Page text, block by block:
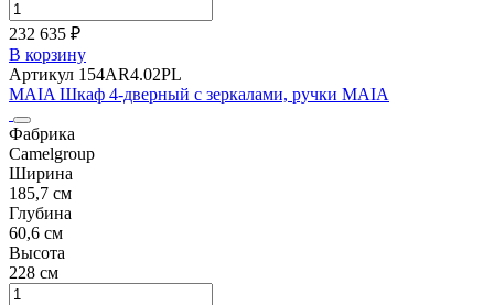
232 635 ₽
В корзину
Артикул 154AR4.02PL
MAIA Шкаф 4-дверный с зеркалами, ручки MAIA
Фабрика
Camelgroup
Ширина
185,7 см
Глубина
60,6 см
Высота
228 см